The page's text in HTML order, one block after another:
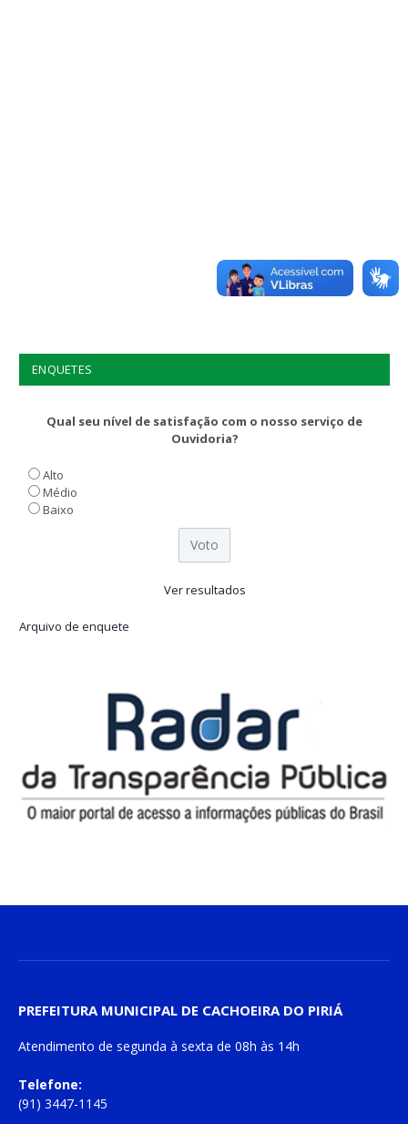
ENQUETES
Qual seu nível de satisfação com o nosso serviço de
Ouvidoria?
Alto
Médio
Baixo
Ver resultados
Arquivo de enquete
PREFEITURA MUNICIPAL DE CACHOEIRA DO PIRIÁ
Atendimento de segunda à sexta de 08h às 14h
Telefone:
(91) 3447-1145